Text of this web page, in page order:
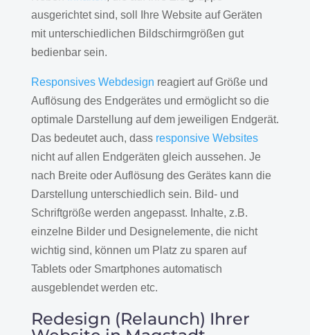
ausgerichtet sind, soll Ihre Website auf Geräten
mit unterschiedlichen Bildschirmgrößen gut
bedienbar sein.
Responsives Webdesign reagiert auf Größe und
Auflösung des Endgerätes und ermöglicht so die
optimale Darstellung auf dem jeweiligen Endgerät.
Das bedeutet auch, dass responsive Websites
nicht auf allen Endgeräten gleich aussehen. Je
nach Breite oder Auflösung des Gerätes kann die
Darstellung unterschiedlich sein. Bild- und
Schriftgröße werden angepasst. Inhalte, z.B.
einzelne Bilder und Designelemente, die nicht
wichtig sind, können um Platz zu sparen auf
Tablets oder Smartphones automatisch
ausgeblendet werden etc.
Redesign (Relaunch) Ihrer